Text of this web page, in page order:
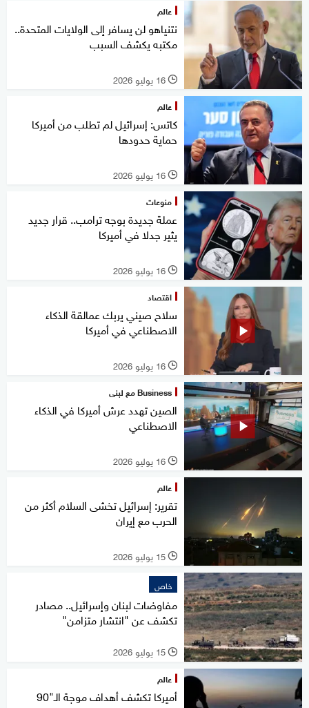
عالم
نتنياهو لن يسافر إلى الولايات المتحدة..
مكتبه يكشف السبب
l 16 يوليو 2026
عالم
كاتس: إسرائيل لم تطلب من أميركا
حماية حدودها
l 16 يوليو 2026
منوعات
عملة جديدة بوجه ترامب.. قرار جديد
يثير جدلا في أميركا
l 16 يوليو 2026
اقتصاد
سلاح صيني يربك عمالقة الذكاء
الاصطناعي في أميركا
l 16 يوليو 2026
Business مع لبنى
الصين تهدد عرش أميركا في الذكاء
الاصطناعي
l 16 يوليو 2026
عالم
تقرير: إسرائيل تخشى السلام أكثر من
الحرب مع إيران
l 15 يوليو 2026
خاص
مفاوضات لبنان وإسرائيل.. مصادر
تكشف عن "انتشار متزامن"
l 15 يوليو 2026
عالم
أميركا تكشف أهداف موجة الـ"90